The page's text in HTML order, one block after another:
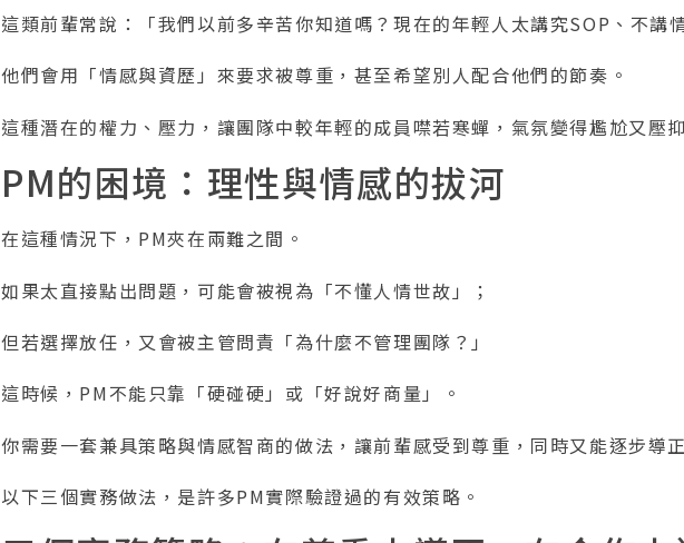
這類前輩常說：「我們以前多辛苦你知道嗎？現在的年輕人太講究SOP、不講情
他們會用「情感與資歷」來要求被尊重，甚至希望別人配合他們的節奏。
這種潛在的權力、壓力，讓團隊中較年輕的成員噤若寒蟬，氣氛變得尷尬又壓
PM的困境：理性與情感的拔河
在這種情況下，PM夾在兩難之間。
如果太直接點出問題，可能會被視為「不懂人情世故」；
但若選擇放任，又會被主管問責「為什麼不管理團隊？」
這時候，PM不能只靠「硬碰硬」或「好說好商量」。
你需要一套兼具策略與情感智商的做法，讓前輩感受到尊重，同時又能逐步導
以下三個實務做法，是許多PM實際驗證過的有效策略。